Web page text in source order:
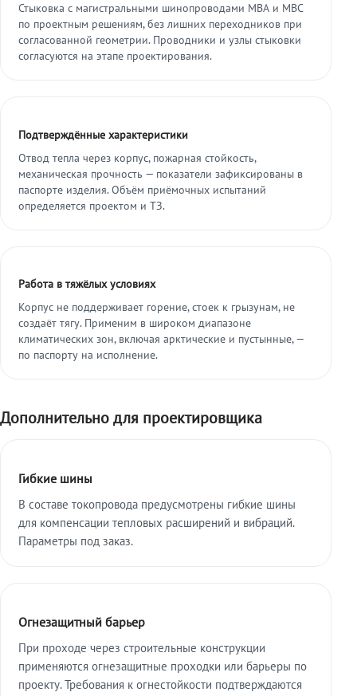
Стыковка с магистральными шинопроводами МВА и МВС
по проектным решениям, без лишних переходников при
согласованной геометрии. Проводники и узлы стыковки
согласуются на этапе проектирования.
Подтверждённые характеристики
Отвод тепла через корпус, пожарная стойкость,
механическая прочность — показатели зафиксированы в
паспорте изделия. Объём приёмочных испытаний
определяется проектом и ТЗ.
Работа в тяжёлых условиях
Корпус не поддерживает горение, стоек к грызунам, не
создаёт тягу. Применим в широком диапазоне
климатических зон, включая арктические и пустынные, —
по паспорту на исполнение.
Дополнительно для проектировщика
Гибкие шины
В составе токопровода предусмотрены гибкие шины
для компенсации тепловых расширений и вибраций.
Параметры под заказ.
Огнезащитный барьер
При проходе через строительные конструкции
применяются огнезащитные проходки или барьеры по
проекту. Требования к огнестойкости подтверждаются